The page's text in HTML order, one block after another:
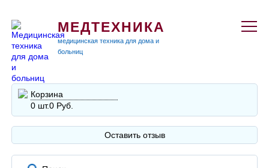
МЕДТЕХНИКА
медицинская техника для дома и
больниц
Корзина
0 шт.0 Руб.
Оставить отзыв